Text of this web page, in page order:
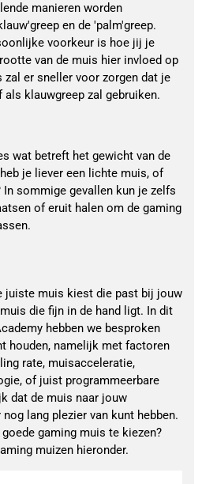
manieren worden
en de 'palm'greep.
voorkeur is hoe jij je
van de muis hier invloed op
zal er sneller voor zorgen dat je
klauwgreep zal gebruiken.
wat betreft het gewicht van de
je liever een lichte muis, of
sommige gevallen kun je zelfs
of eruit halen om de gaming
juiste muis kiest die past bij jouw
die fijn in de hand ligt. In dit
hebben we besproken
houden, namelijk met factoren
rate, muisacceleratie,
of juist programmeerbare
dat de muis naar jouw
lang plezier van kunt hebben.
gaming muis te kiezen?
muizen hieronder.